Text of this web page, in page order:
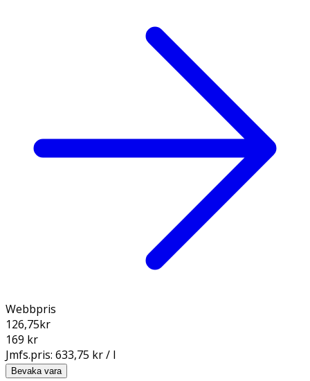
Webbpris
126,75kr
169 kr
Jmfs.pris: 633,75 kr / l
Bevaka vara